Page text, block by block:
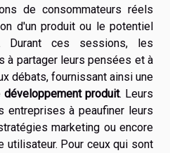
de consommateurs réels
d'un produit ou le potentiel
Durant ces sessions, les
à partager leurs pensées et à
débats, fournissant ainsi une
développement produit. Leurs
entreprises à peaufiner leurs
marketing ou encore
utilisateur. Pour ceux qui sont